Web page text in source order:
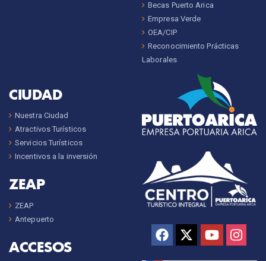
Becas Puerto Arica
Empresa Verde
OEA/CIP
Reconocimiento Prácticas
Laborales
CIUDAD
Nuestra Ciudad
Atractivos Turísticos
Servicios Turísticos
Incentivos a la inversión
ZEAP
ZEAP
Antepuerto
ACCESOS